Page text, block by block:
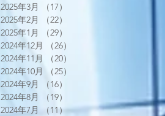
2025年3月
（17）
2025年2月
（22）
2025年1月
（29）
2024年12月
（26）
2024年11月
（20）
2024年10月
（25）
2024年9月
（16）
2024年8月
（19）
2024年7月
（11）11件の記事